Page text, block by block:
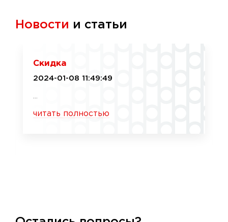
Новости и статьи
Скидка
2024-01-08 11:49:49
читать полностью